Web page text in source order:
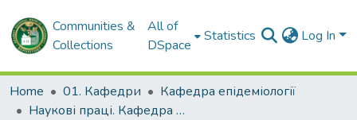
Communities &
Collections
All of
DSpace
Statistics Log In
Home 01. Кафедри
Кафедра епідеміології
Наукові праці. Кафедра епідеміології